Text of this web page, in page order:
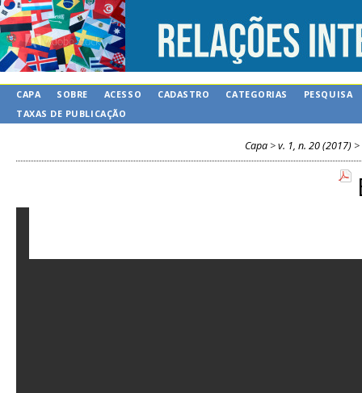
CAPA SOBRE ACESSO CADASTRO CATEGORIAS
PESQUISA
TAXAS DE PUBLICAÇÃO
Capa>v. 1, n. 20 (2017) >